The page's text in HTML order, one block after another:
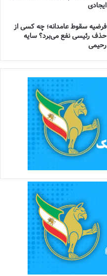
ایجادی
فرضیه سقوط عامدانه؛ چه کسی از
حذف رئیسی نفع می‌برد؟ سایه
رحیمی